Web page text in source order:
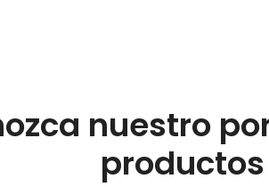
nuestro
productos